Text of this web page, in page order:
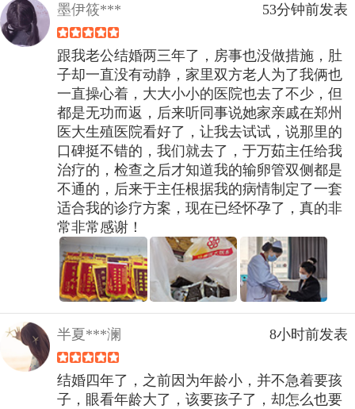
墨伊筱*** 53分钟前发表
跟我老公结婚两三年了，房事也没做措施，肚
子却一直没有动静，家里双方老人为了我俩也
一直操心着，大大小小的医院也去了不少，但
都是无功而返，后来听同事说她家亲戚在郑州
医大生殖医院看好了，让我去试试，说那里的
口碑挺不错的，我们就去了，于万茹主任给我
治疗的，检查之后才知道我的输卵管双侧都是
不通的，后来于主任根据我的病情制定了一套
适合我的诊疗方案，现在已经怀孕了，真的非
常非常感谢！
半夏***澜 8小时前发表
结婚四年了，之前因为年龄小，并不急着要孩
子，眼看年龄大了，该要孩子了，却怎么也要